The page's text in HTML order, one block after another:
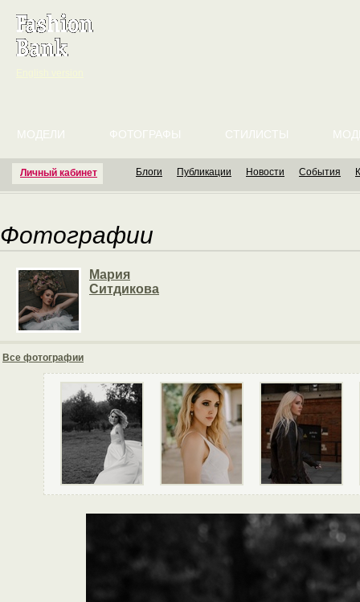
Личный кабинет
МОДЕЛИ ФОТОГРАФЫ СТИЛИСТЫ
Блоги Публикации Новости События
Фотографии
Мария
Ситдикова
Все фотографии